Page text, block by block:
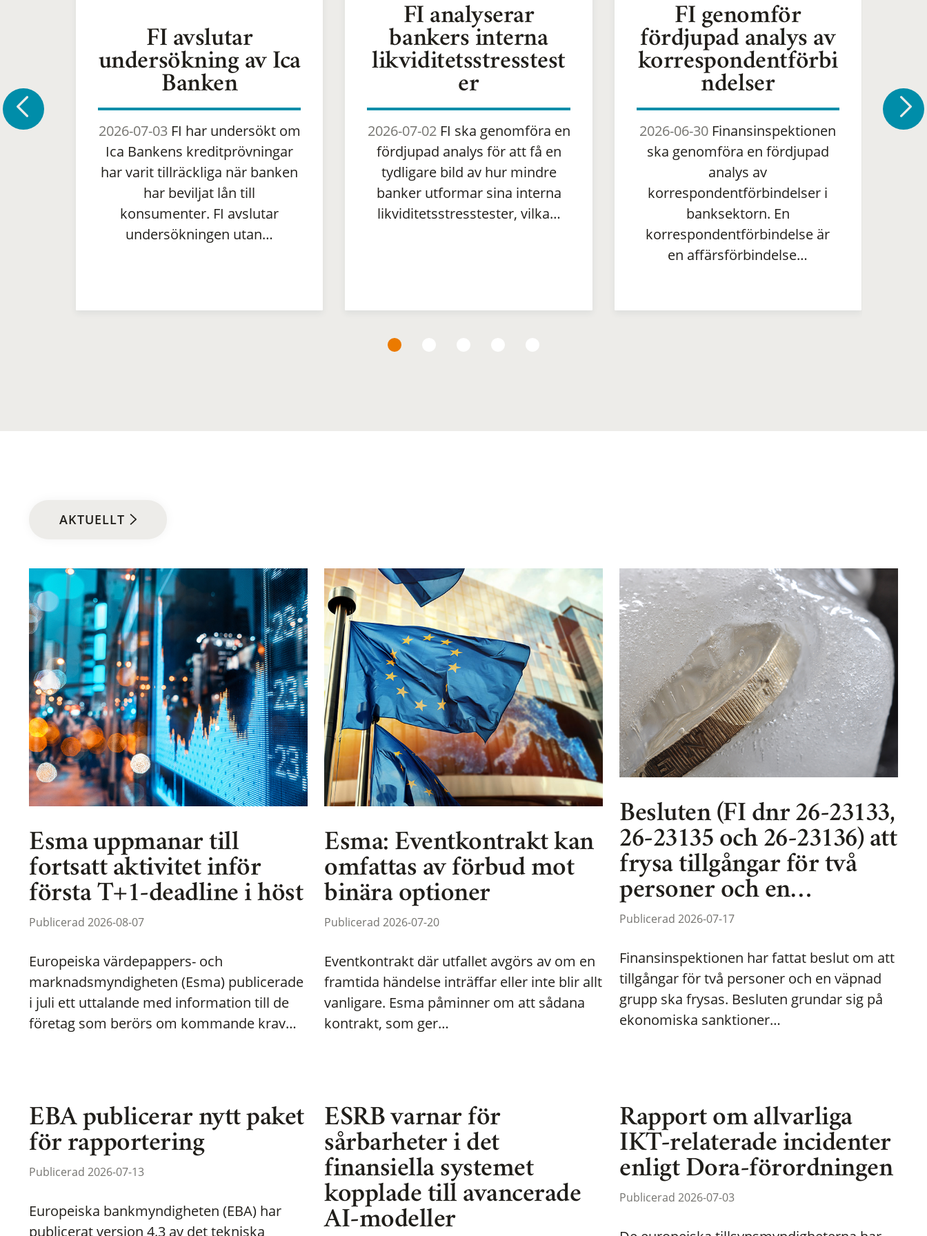
FI avslutar
undersökning av Ica
Banken
2026-07-03FI har undersökt om
Ica Bankens kreditprövningar
har varit tillräckliga när banken
har beviljat lån till
konsumenter. FI avslutar
undersökningen utan…
FI analyserar
bankers interna
likviditetsstresstest
er
2026-07-02FI ska genomföra en
fördjupad analys för att få en
tydligare bild av hur mindre
banker utformar sina interna
likviditetsstresstester, vilka…
FI genomför
fördjupad analys av
korrespondentförbi
ndelser
2026-06-30 Finansinspektionen
ska genomföra en fördjupad
analys av
korrespondentförbindelser i
banksektorn. En
korrespondentförbindelse är
en affärsförbindelse…
AKTUELLT
Esma uppmanar till
fortsatt aktivitet inför
första T+1-deadline i höst
Publicerad 2026-08-07
Europeiska värdepappers- och
marknadsmyndigheten (Esma) publicerade
i juli ett uttalande med information till de
företag som berörs om kommande krav…
Esma: Eventkontrakt kan
omfattas av förbud mot
binära optioner
Publicerad 2026-07-20
Eventkontrakt där utfallet avgörs av om en
framtida händelse inträffar eller inte blir allt
vanligare. Esma påminner om att sådana
kontrakt, som ger…
Besluten (FI dnr 26-23133,
26-23135 och 26-23136) att
frysa tillgångar för två
personer och en…
Publicerad 2026-07-17
Finansinspektionen har fattat beslut om att
tillgångar för två personer och en väpnad
grupp ska frysas. Besluten grundar sig på
ekonomiska sanktioner…
EBA publicerar nytt paket
för rapportering
Publicerad 2026-07-13
Europeiska bankmyndigheten (EBA) har
publicerat version 4.3 av det tekniska
ESRB varnar för
sårbarheter i det
finansiella systemet
kopplade till avancerade
AI-modeller
Rapport om allvarliga
IKT-relaterade incidenter
enligt Dora-förordningen
Publicerad 2026-07-03